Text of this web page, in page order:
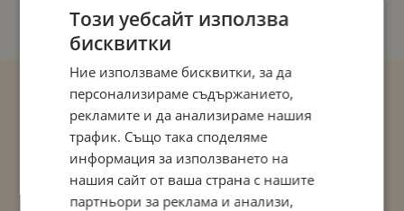
Този уебсайт използва
бисквитки
Ние използваме бисквитки, за да
персонализираме съдържанието,
рекламите и да анализираме нашия
трафик. Също така споделяме
информация за използването на
нашия сайт от ваша страна с нашите
партньори за реклама и анализи,